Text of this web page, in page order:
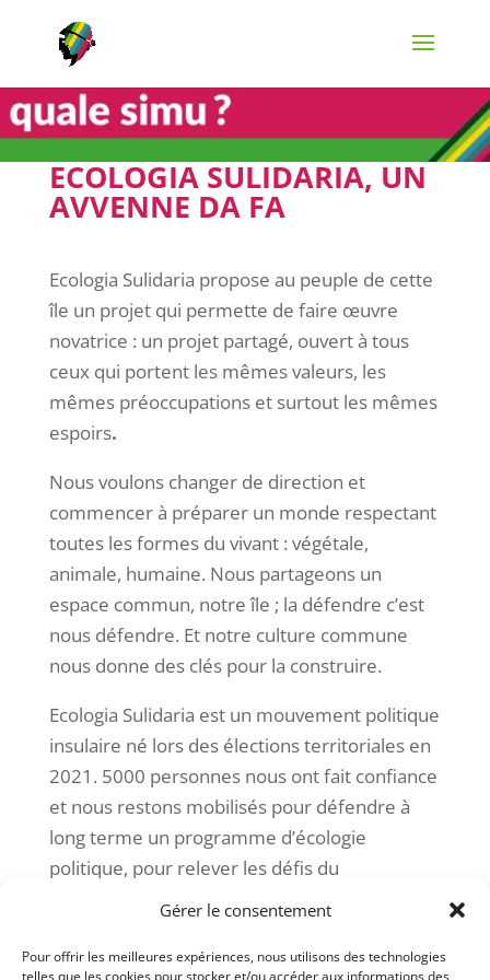
Gérer le consentement
Pour offrir les meilleures expériences, nous utilisons des technologies
telles que les cookies pour stocker et/ou accéder aux informations des
ECOLOGIA SULIDARIA, UN
AVVENNE DA FA
Ecologia Sulidaria propose au peuple de cette
île un projet qui permette de faire œuvre
novatrice : un projet partagé, ouvert à tous
ceux qui portent les mêmes valeurs, les
mêmes préoccupations et surtout les mêmes
espoirs.
Nous voulons changer de direction et
commencer à préparer un monde respectant
toutes les formes du vivant : végétale,
animale, humaine. Nous partageons un
espace commun, notre île ; la défendre c’est
nous défendre. Et notre culture commune
nous donne des clés pour la construire.
Ecologia Sulidaria est un mouvement politique
insulaire né lors des élections territoriales en
2021. 5000 personnes nous ont fait confiance
et nous restons mobilisés pour défendre à
long terme un programme d’écologie
politique, pour relever les défis du
changement climatique et de la perte de la
sortir de la logique mortifère du néo-